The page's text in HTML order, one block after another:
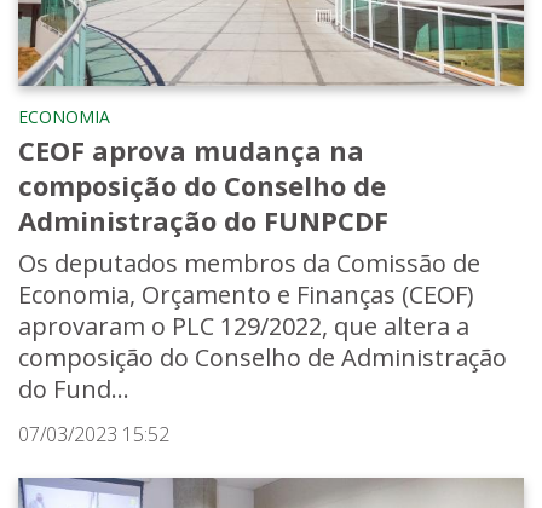
ECONOMIA
CEOF aprova mudança na
composição do Conselho de
Administração do FUNPCDF
Os deputados membros da Comissão de
Economia, Orçamento e Finanças (CEOF)
aprovaram o PLC 129/2022, que altera a
composição do Conselho de Administração
do Fund...
07/03/2023 15:52